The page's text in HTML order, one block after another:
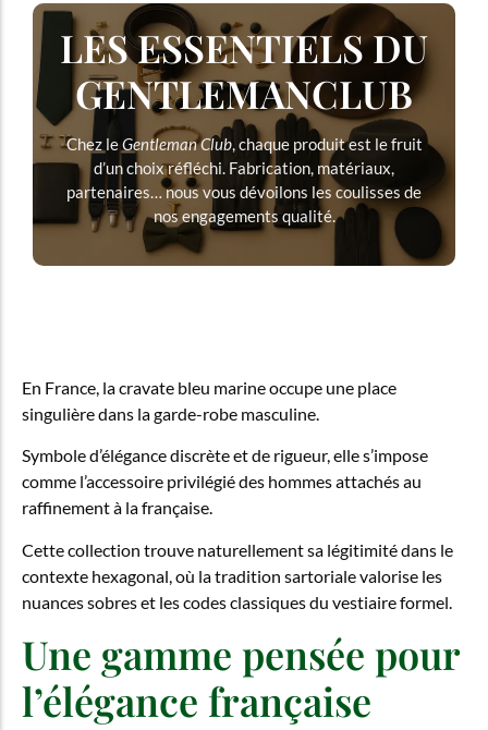
LES ESSENTIELS DU
GENTLEMANCLUB
Chez leGentleman Club, chaque produit est le fruit
d’un choix réfléchi. Fabrication, matériaux,
partenaires… nous vous dévoilons les coulisses de
nos engagements qualité.
En France, la cravate bleu marine occupe une place
singulière dans la garde-robe masculine.
Symbole d’élégance discrète et de rigueur, elle s’impose
comme l’accessoire privilégié des hommes attachés au
raffinement à la française.
Cette collection trouve naturellement sa légitimité dans le
contexte hexagonal, où la tradition sartoriale valorise les
nuances sobres et les codes classiques du vestiaire formel.
Une gamme pensée pour
l’élégance française